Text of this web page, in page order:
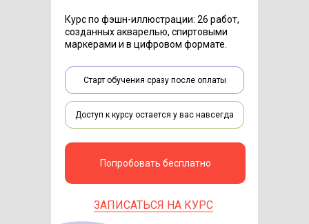
Курс по фэшн-иллюстрации: 26 работ,
созданных акварелью, спиртовыми
маркерами и в цифровом формате.
Попробовать бесплатно
ЗАПИСАТЬСЯ НА КУРС
Доступ к курсу остается у вас навсегда
Старт обучения сразу после оплаты